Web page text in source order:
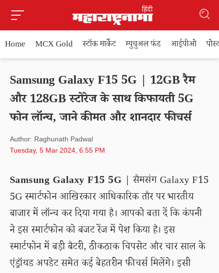
Home MCX Gold स्टॉक मार्केट म्युचुअल फंड आईपीओ
Samsung Galaxy F15 5G | 12GB रैम
और 128GB स्टोरेज के साथ किफायती 5G
फोन लॉन्च, जाने कीमत और शानदार फीचर्स
Author: Raghunath Padwal
Tuesday, 5 Mar 2024, 6.55 PM
Samsung Galaxy F15 5G | सैमसंग Galaxy F15
5G स्मार्टफोन आखिरकार आधिकारिक तौर पर भारतीय
बाजार में लॉन्च कर दिया गया है। आपको बता दें कि कंपनी
ने इस स्मार्टफोन को बजट रेंज में पेश किया है। इस
स्मार्टफोन में बड़ी बैटरी, ठीकठाक चिपसेट और चार साल के
एंड्रॉयड अपडेट समेत कई बेहतरीन फीचर्स मिलेंगे। इसी